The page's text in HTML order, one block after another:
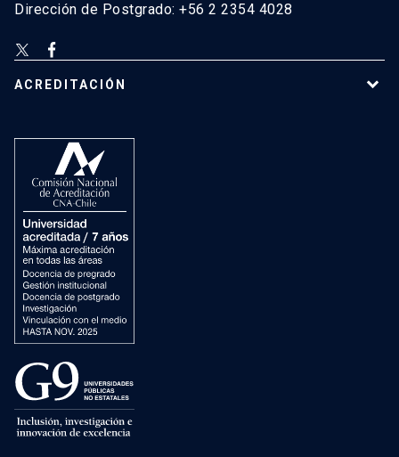
Dirección de Postgrado: +56 2 2354 4028
ACREDITACIÓN